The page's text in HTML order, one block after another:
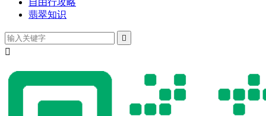
自由行攻略
翡翠知识

